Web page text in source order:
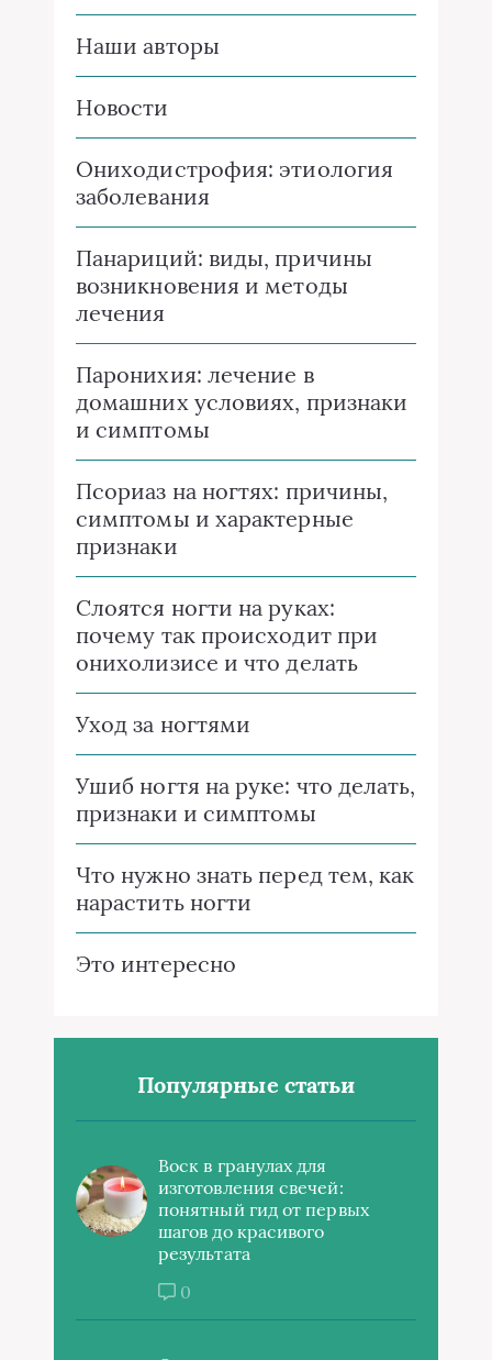
Наши авторы
Новости
Ониходистрофия: этиология
заболевания
Панариций: виды, причины
возникновения и методы
лечения
Паронихия: лечение в
домашних условиях, признаки
и симптомы
Псориаз на ногтях: причины,
симптомы и характерные
признаки
Слоятся ногти на руках:
почему так происходит при
онихолизисе и что делать
Уход за ногтями
Ушиб ногтя на руке: что делать,
признаки и симптомы
Что нужно знать перед тем, как
нарастить ногти
Это интересно
Популярные статьи
Воск в гранулах для
изготовления свечей:
понятный гид от первых
шагов до красивого
результата
0